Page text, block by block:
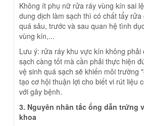
Không ít phụ nữ rửa ráy vùng kín sai
dung dịch làm sạch thì có chất tẩy
quá sâu, trước và sau quan hệ tình
vùng kín,...
Lưu ý: rửa ráy khu vực kín không phải
sạch càng tốt mà cần phải thực hiện
vệ sinh quá sạch sẽ khiến môi trường
tạo cơ hội thuận lợi cho biết vi rút liệu
với gây bệnh.
3. Nguyên nhân tắc ống dẫn trứng
khoa